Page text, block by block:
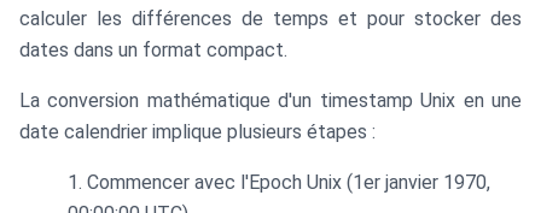
calculer les différences de temps et pour stocker des
dates dans un format compact.
La conversion mathématique d'un timestamp Unix en une
date calendrier implique plusieurs étapes :
Commencer avec l'Epoch Unix (1er janvier 1970,